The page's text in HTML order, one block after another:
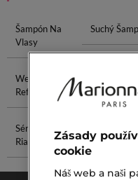
Šampón Na
Vlasy
Suchý
Wella Oil
Reflections
Sérum Na
Riasy
Peeling
Zásady
cookie
Náš web a naši